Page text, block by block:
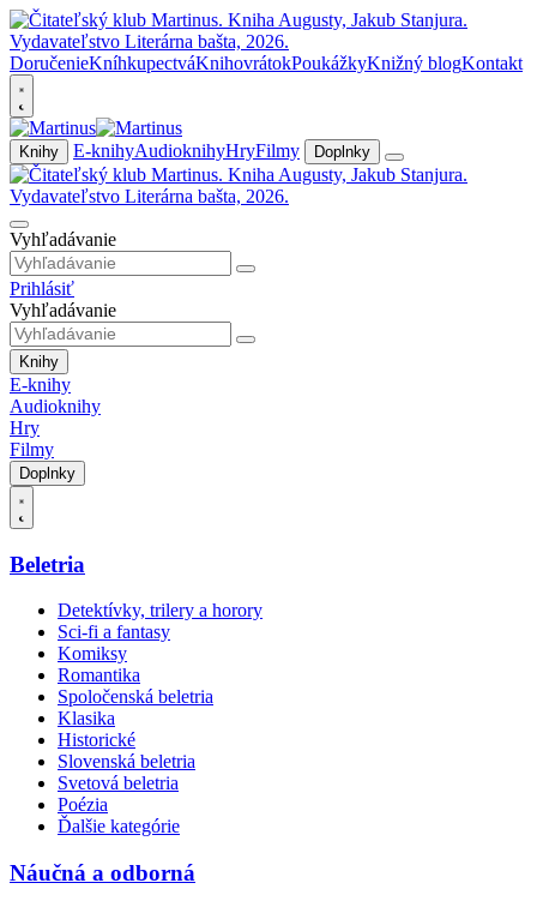
DoručenieKníhkupectváKnihovrátokPoukážkyKnižný blogKontakt
Knihy E-knihyAudioknihyHryFilmy Doplnky
Vyhľadávanie
Prihlásiť
Vyhľadávanie
Knihy
E-knihy
Audioknihy
Hry
Filmy
Doplnky
Beletria
Detektívky, trilery a horory
Sci-fi a fantasy
Komiksy
Romantika
Spoločenská beletria
Klasika
Historické
Slovenská beletria
Svetová beletria
Poézia
Ďalšie kategórie
Náučná a odborná